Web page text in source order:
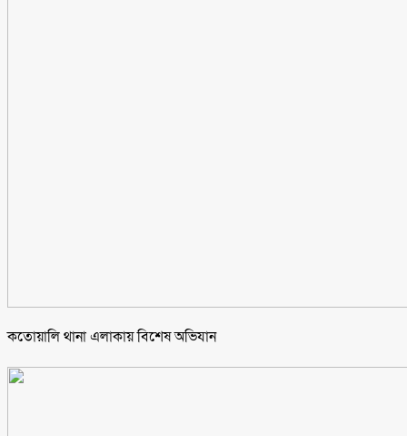
কতোয়ালি থানা এলাকায় বিশেষ অভিযান